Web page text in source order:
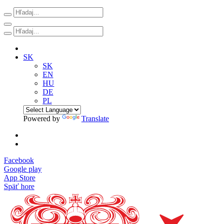
SK
SK
EN
HU
DE
PL
Powered by Translate
Facebook
Google play
App Store
Späť hore